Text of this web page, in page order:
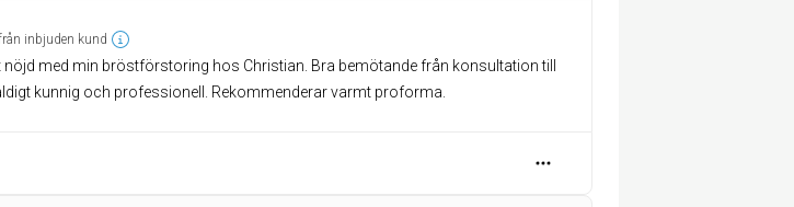
inbjuden kund
nöjd med min bröstförstoring hos Christian. Bra bemötande från konsultation till
kunnig och professionell. Rekommenderar varmt proforma.